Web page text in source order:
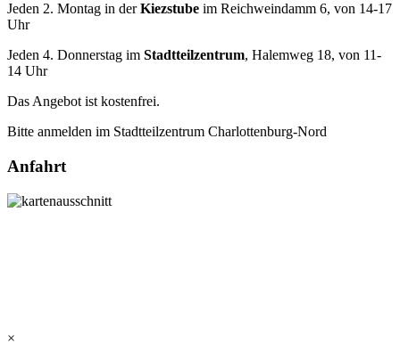
Jeden 2. Montag in derKiezstube im Reichweindamm 6, von 14-17
Uhr
Jeden 4. Donnerstag im Stadtteilzentrum, Halemweg 18, von 11-
14 Uhr
Das Angebot ist kostenfrei.
Bitte anmelden im Stadtteilzentrum Charlottenburg-Nord
Anfahrt
×